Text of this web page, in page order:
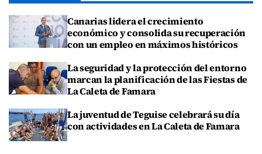
Canarias lidera el crecimiento
económico y consolida su recuperación
con un empleo en máximos históricos
La seguridad y la protección del entorno
marcan la planificación de las Fiestas de
La Caleta de Famara
La juventud de Teguise celebrará su día
con actividades en La Caleta de Famara